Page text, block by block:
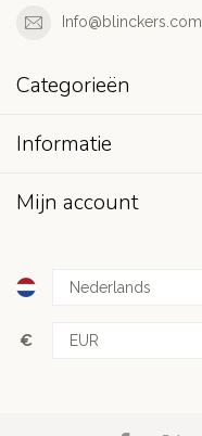
Info@blinckers.com
Categorieën
Informatie
Mijn account
€